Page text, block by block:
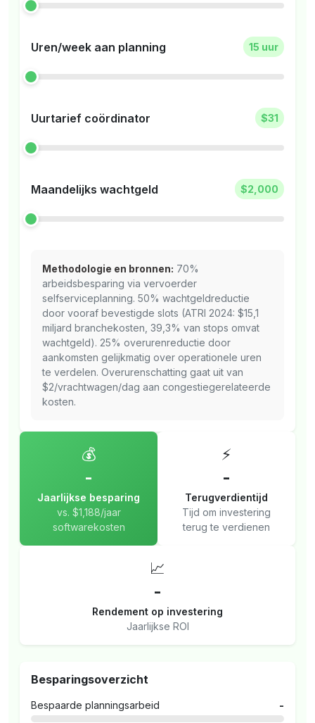
Uren/week aan planning 15 uur
Uurtarief coördinator $31
Maandelijks wachtgeld $2,000
Methodologie en bronnen: 70%
arbeidsbesparing via vervoerder
selfserviceplanning. 50% wachtgeldreductie
door vooraf bevestigde slots (ATRI 2024: $15,1
miljard branchekosten, 39,3% van stops omvat
wachtgeld). 25% overurenreductie door
aankomsten gelijkmatig over operationele uren
te verdelen. Overurenschatting gaat uit van
$2/vrachtwagen/dag aan congestiegerelateerde
kosten.
💰
-
Jaarlijkse besparing
vs. $1,188/jaar
softwarekosten
⚡
-
Terugverdientijd
Tijd om investering
terug te verdienen
📈
-
Rendement op investering
Jaarlijkse ROI
Besparingsoverzicht
Bespaarde planningsarbeid -